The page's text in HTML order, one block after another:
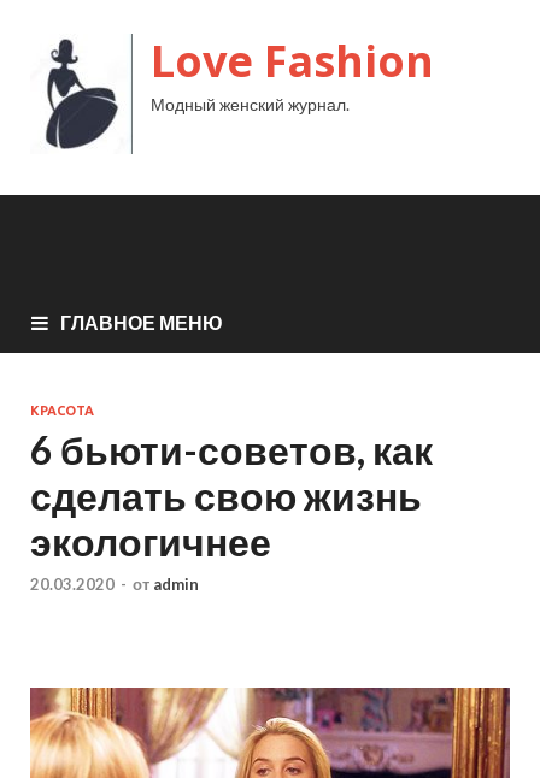
Love Fashion
Модный женский журнал.
ГЛАВНОЕ МЕНЮ
КРАСОТА
6 бьюти-советов, как
сделать свою жизнь
экологичнее
20.03.2020 - от admin